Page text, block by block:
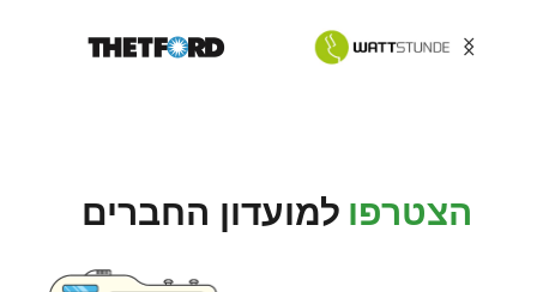
הצטרפו למועדון החברים